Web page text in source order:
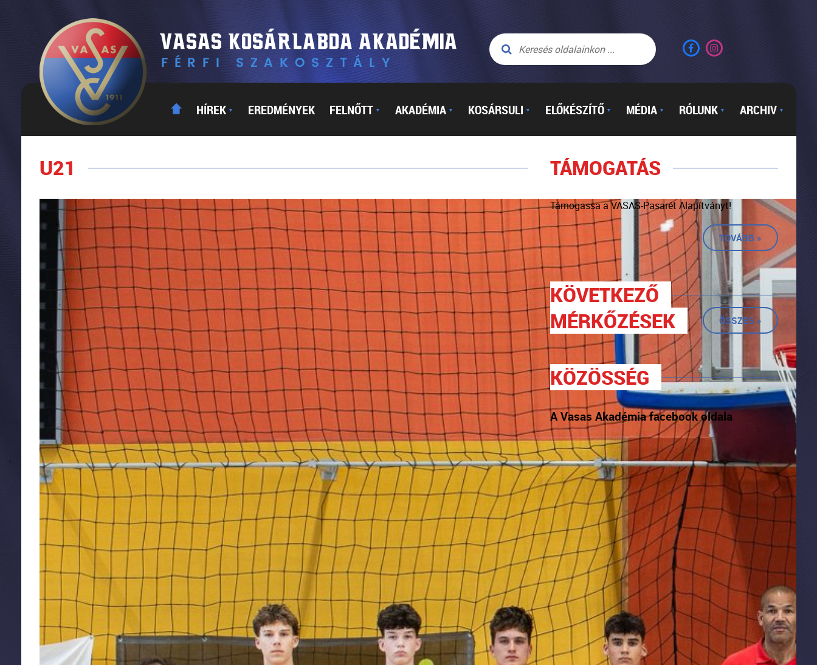
HÍREK ▼ EREDMÉNYEK FELNŐTT ▼ AKADÉMIA ▼ KOSÁRSULI ▼ ELŐKÉSZÍTŐ ▼ MÉDIA ▼ RÓLUNK ▼ ARCHIV ▼
U21 TÁMOGATÁS
Támogassa a VASAS-Pasarét Alapítványt!
TOVÁBB »
KÖVETKEZŐ
MÉRKŐZÉSEK
ÖSSZES »
KÖZÖSSÉG
A Vasas Akadémia facebook oldala